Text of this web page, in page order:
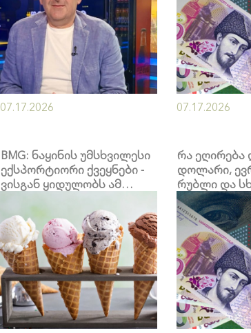
07.17.2026 07.17.2026
BMG: ნაყინის უმსხვილესი
ექსპორტიორი ქვეყნები -
ვისგან ყიდულობს ამ
რა ეღირება
დოლარი,
რუბლი და